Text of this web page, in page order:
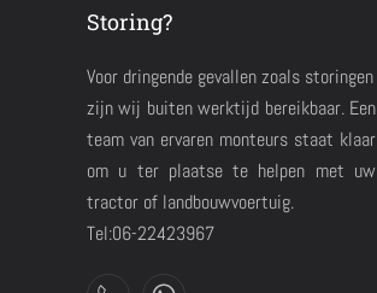
Storing?
Voor dringende gevallen zoals storingen
zijn wij buiten werktijd bereikbaar. Een
team van ervaren monteurs staat klaar
om u ter plaatse te helpen met uw
tractor of landbouwvoertuig.
Tel:06-22423967